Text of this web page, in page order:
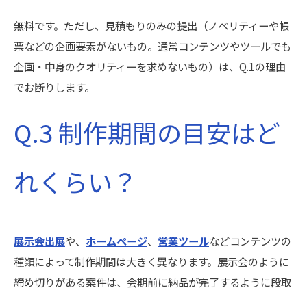
無料です。ただし、見積もりのみの提出（ノベリティーや帳
票などの企画要素がないもの。通常コンテンツやツールでも
企画・中身のクオリティーを求めないもの）は、Q.1の理由
でお断りします。
Q.3 制作期間の目安はど
れくらい？
展示会出展や、 ホームページ、 営業ツールなどコンテンツの
種類によって制作期間は大きく異なります。展示会のように
締め切りがある案件は、会期前に納品が完了するように段取